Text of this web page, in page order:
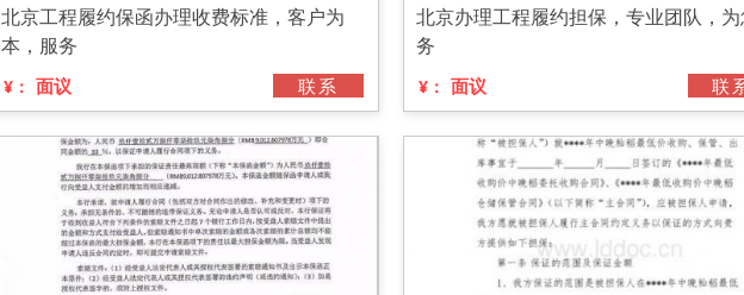
北京工程履约保函办理收费标准，客户为
本，服务
¥： 面议 联系
北京办理工程履约担保，专业团队，
务
¥： 面议 联